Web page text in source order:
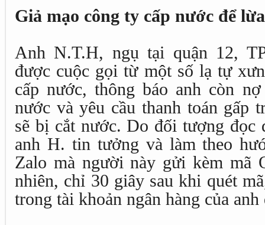
Giả mạo công ty cấp nước để
Anh N.T.H, ngụ tại quận 12,
được cuộc gọi từ một số lạ tự
cấp nước, thông báo anh còn
nước và yêu cầu thanh toán gấp
sẽ bị cắt nước. Do đối tượng đọc
anh H. tin tưởng và làm theo
Zalo mà người này gửi kèm mã
nhiên, chỉ 30 giây sau khi quét
trong tài khoản ngân hàng của